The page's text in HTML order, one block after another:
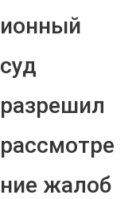
ионный
суд
разрешил
рассмотре
ние жалоб